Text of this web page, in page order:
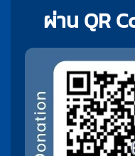
ผ่าน QR